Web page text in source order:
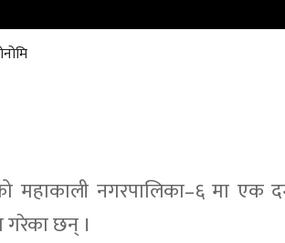
महाकाली नगरपालिका–६ मा
गरेका छन् ।